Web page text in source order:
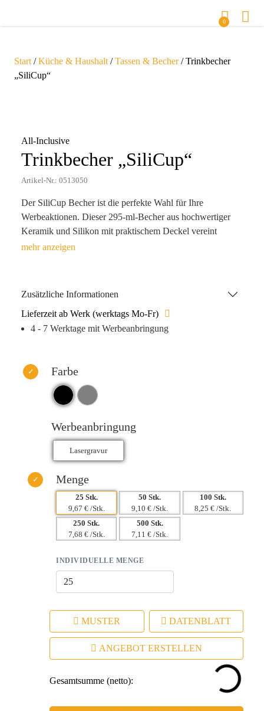
0
Start /Küche & Haushalt /Tassen & Becher/ Trinkbecher
„SiliCup“
All-Inclusive
Trinkbecher „SiliCup“
Artikel-Nr.: 0513050
Der SiliCup Becher ist die perfekte Wahl für Ihre
Werbeaktionen. Dieser 295-ml-Becher aus hochwertiger
Keramik und Silikon mit praktischem Deckel vereint
elegantes Design, personalisierte Branding-Möglichkeiten
idealen Präsent für besondere Anlässe macht. Setzen Sie
Ihre Marke gekonnt in Szene, während Sie ein
Zusätzliche Informationen
Lieferzeit ab Werk (werktags Mo-Fr)
4 - 7 Werktage mit Werbeanbringung
Farbe
Werbeanbringung
Menge
25 Stk.
9,67 € /Stk.
50 Stk.
9,10 € /Stk.
100 Stk.
8,25 € /Stk.
250 Stk.
7,68 € /Stk.
500 Stk.
7,11 € /Stk.
INDIVIDUELLE MENGE
MUSTER DATENBLATT
ANGEBOT ERSTELLEN
Gesamtsumme (netto):